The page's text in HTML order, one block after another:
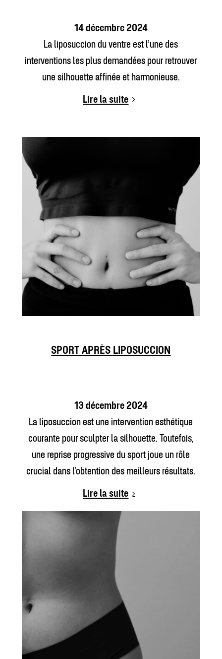
14 décembre 2024
La liposuccion du ventre est l’une des
interventions les plus demandées pour retrouver
une silhouette affinée et harmonieuse.
Lire la suite
SPORT APRÈS LIPOSUCCION
13 décembre 2024
La liposuccion est une intervention esthétique
courante pour sculpter la silhouette. Toutefois,
une reprise progressive du sport joue un rôle
crucial dans l’obtention des meilleurs résultats.
Lire la suite